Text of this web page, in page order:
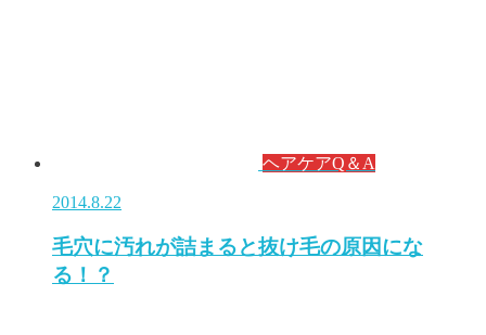
ヘアケアQ＆A
2014.8.22
毛穴に汚れが詰まると抜け毛の原因にな
る！？